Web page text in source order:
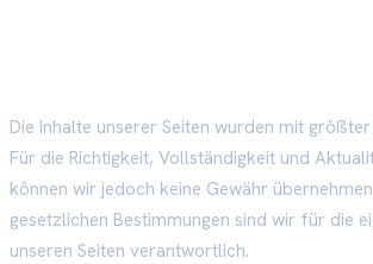
Die Inhalte unserer Seiten wurden mit
Für die Richtigkeit, Vollständigkeit und
können wir jedoch keine Gewähr
gesetzlichen Bestimmungen sind wir für die
unseren Seiten verantwortlich.